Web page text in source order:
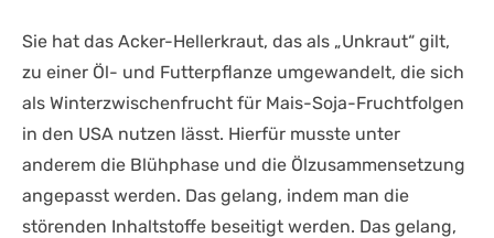
Sie hat das Acker-Hellerkraut, das als „Unkraut“ gilt,
zu einer Öl- und Futterpflanze umgewandelt, die sich
als Winterzwischenfrucht für Mais-Soja-Fruchtfolgen
in den USA nutzen lässt. Hierfür musste unter
anderem die Blühphase und die Ölzusammensetzung
angepasst werden. Das gelang, indem man die
störenden Inhaltstoffe beseitigt werden. Das gelang,